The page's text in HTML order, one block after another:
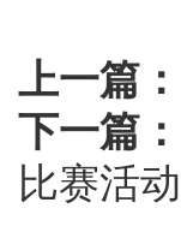
上一篇：
下一篇：
比赛活动